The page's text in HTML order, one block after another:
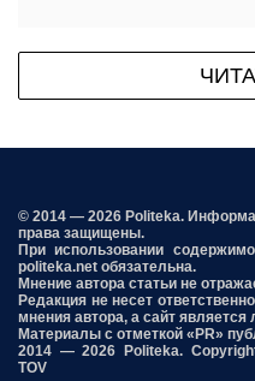
© 2014 — 2026 Politeka.
права защищены.
При использовании
politeka.net обязательна.
Мнение автора статьи не
Редакция не несет
мнения автора, а сайт
Материалы с отметкой «PR»
2014 — 2026 Politeka. Copyright
TOV